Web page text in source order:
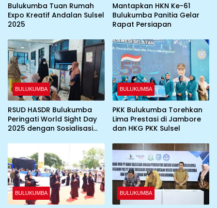
Bulukumba Tuan Rumah
Expo Kreatif Andalan Sulsel
2025
Mantapkan HKN Ke-61
Bulukumba Panitia Gelar
Rapat Persiapan
BULUKUMBA
RSUD HASDR Bulukumba
Peringati World Sight Day
2025 dengan Sosialisasi
BULUKUMBA
PKK Bulukumba Torehkan
Lima Prestasi di Jambore
dan HKG PKK Sulsel
BULUKUMBA BULUKUMBA